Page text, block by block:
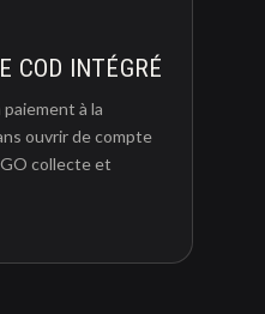
COD INTÉGRÉ
à la
ouvrir de compte
collecte et